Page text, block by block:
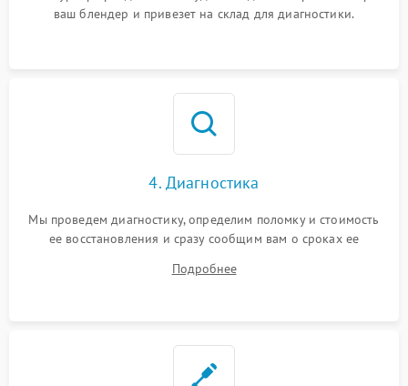
ваш блендер и привезет на склад для диагностики.
4. Диагностика
Мы проведем диагностику, определим поломку и стоимость
ее восстановления и сразу сообщим вам о сроках ее
Подробнее